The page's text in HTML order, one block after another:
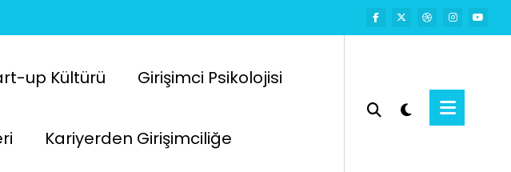
up Kültürü Girişimci Psikolojisi
Kariyerden Girişimciliğe